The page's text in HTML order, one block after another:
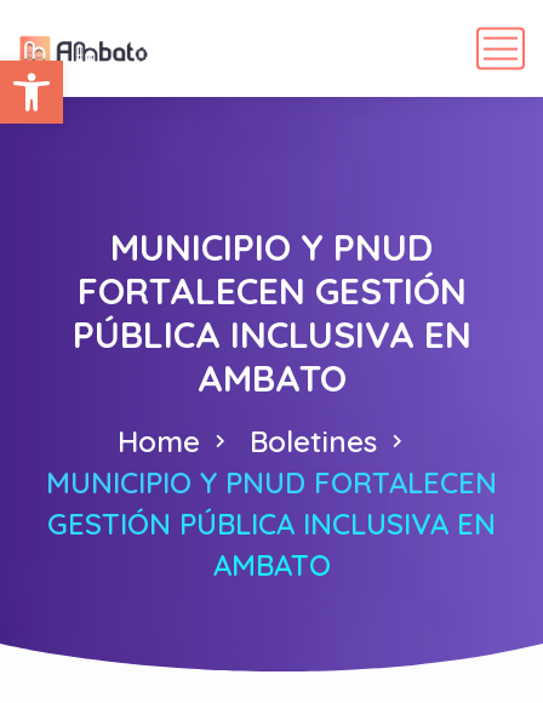
Abrir barra de herramientas
MUNICIPIO Y PNUD
FORTALECEN GESTIÓN
PÚBLICA INCLUSIVA EN
AMBATO
Home
Boletines
MUNICIPIO Y PNUD FORTALECEN
GESTIÓN PÚBLICA INCLUSIVA EN
AMBATO